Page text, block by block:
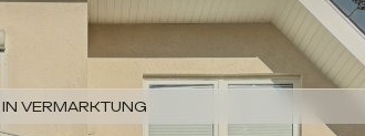
IN VERMARKTUNG